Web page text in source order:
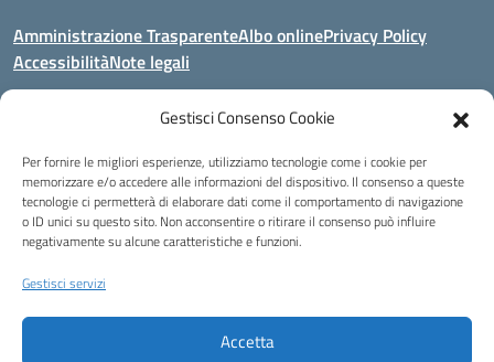
Gestisci Consenso Cookie
Per fornire le migliori esperienze, utilizziamo tecnologie come i cookie per
memorizzare e/o accedere alle informazioni del dispositivo. Il consenso a queste
tecnologie ci permetterà di elaborare dati come il comportamento di navigazione
o ID unici su questo sito. Non acconsentire o ritirare il consenso può influire
negativamente su alcune caratteristiche e funzioni.
Gestisci servizi
Accetta
Amministrazione TrasparenteAlbo onlinePrivacy Policy
AccessibilitàNote legali
Centralino:0828 955033 Email:saic8be00q@istruzione.it
Posta elettronica certificata (PEC):saic8be00q@pec.istruzione.it
Codice fiscale: 91053550652
Codice Indice delle Pubbliche Amministrazioni (IPA): icb_65
Eccetto dove diversamente specificato, questo articolo è stato rilasciato